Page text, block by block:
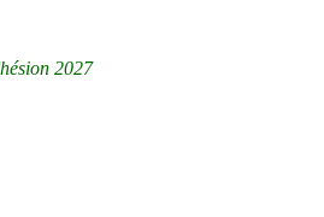
2027